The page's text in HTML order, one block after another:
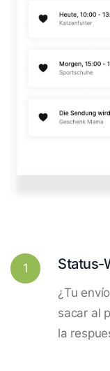
1 Status-
¿Tu
sacar al
la